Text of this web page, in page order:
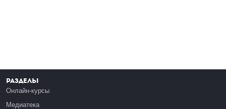
Разделы
Онлайн-курсы
Медиатека